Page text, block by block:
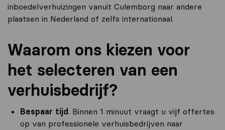
inboedelverhuizingen vanuit Culemborg naar andere
plaatsen in Nederland of zelfs internationaal.
Waarom ons kiezen voor
het selecteren van een
verhuisbedrijf?
Bespaar tijd . Binnen 1 minuut vraagt u vijf offertes
op van professionele verhuisbedrijven naar